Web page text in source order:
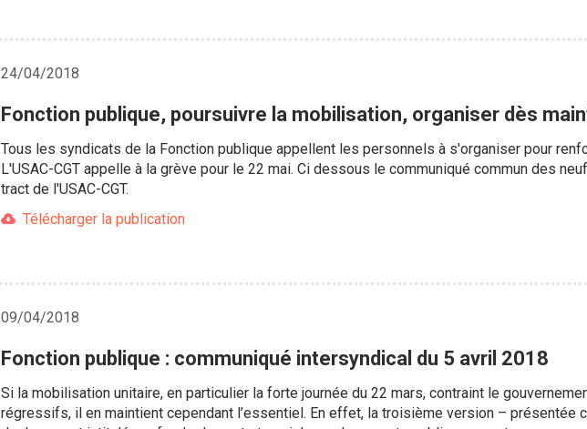
24/04/2018
Fonction publique, poursuivre la mobilisation, organiser dès
Tous les syndicats de la Fonction publique appellent les personnels à s'organiser pour
L'USAC-CGT appelle à la grève pour le 22 mai. Ci dessous le communiqué commun des
tract de l'USAC-CGT.
Télécharger la publication
09/04/2018
Fonction publique : communiqué intersyndical du 5 avril 2018
Si la mobilisation unitaire, en particulier la forte journée du 22 mars, contraint le
régressifs, il en maintient cependant l’essentiel. En effet, la troisième version – présentée